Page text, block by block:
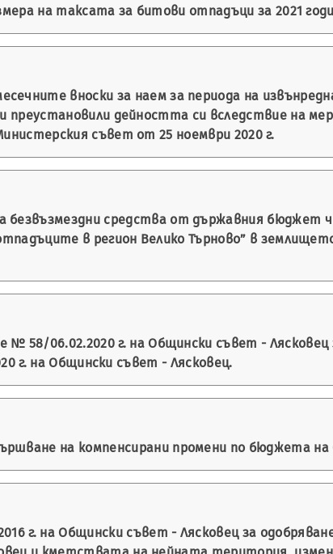
на таксата за битови отпадъци за 2021
вноски за наем за периода на
преустановили дейността си вследствие на
съвет от 25 ноември 2020 г.
безвъзмездни средства от държавния бюджет
в регион Велико Търново” в
№ 58/06.02.2020 г. на Общински съвет -
г. на Общински съвет - Лясковец.
на компенсирани промени по бюджета на
г. на Общински съвет - Лясковец за